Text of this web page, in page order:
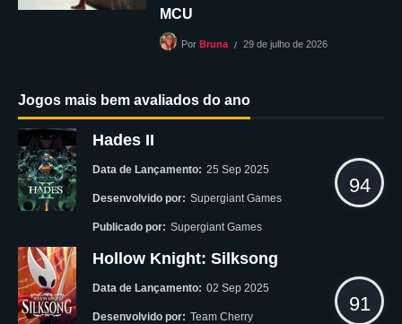
MCU
Por Bruna 29 de julho de 2026
Jogos mais bem avaliados do ano
Hades II
Data de Lançamento: 25 Sep 2025
Desenvolvido por: Supergiant Games
Publicado por: Supergiant Games
94
Hollow Knight: Silksong
Data de Lançamento: 02 Sep 2025
Desenvolvido por: Team Cherry
91